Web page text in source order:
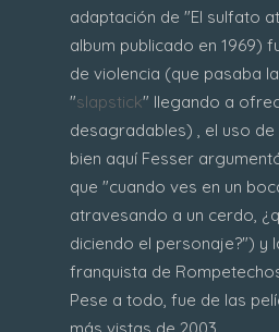
adaptación de "El sulfato
album publicado en 1969)
de violencia (que pasaba
"slapstick" llegando a
desagradables) , el uso
bien aquí Fesser
que "cuando ves en un
atravesando a un cerdo,
diciendo el personaje?") y
franquista de
Pese a todo, fue de las